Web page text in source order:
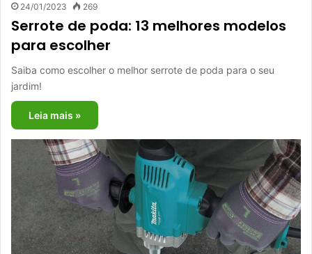
24/01/2023 269
Serrote de poda: 13 melhores modelos
para escolher
Saiba como escolher o melhor serrote de poda para o seu
jardim!
Leia mais »